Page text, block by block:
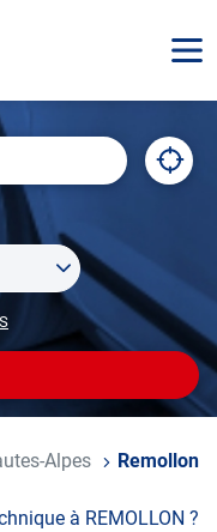
À
,
Alpes Remollon
à REMOLLON ?